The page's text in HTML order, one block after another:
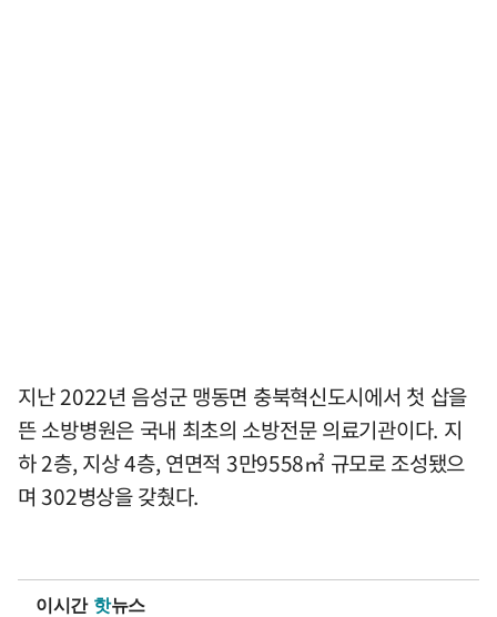
지난 2022년 음성군 맹동면 충북혁신도시에서 첫 삽을
뜬 소방병원은 국내 최초의 소방전문 의료기관이다. 지
하 2층, 지상 4층, 연면적 3만9558㎡ 규모로 조성됐으
며 302병상을 갖췄다.
이시간 핫뉴스